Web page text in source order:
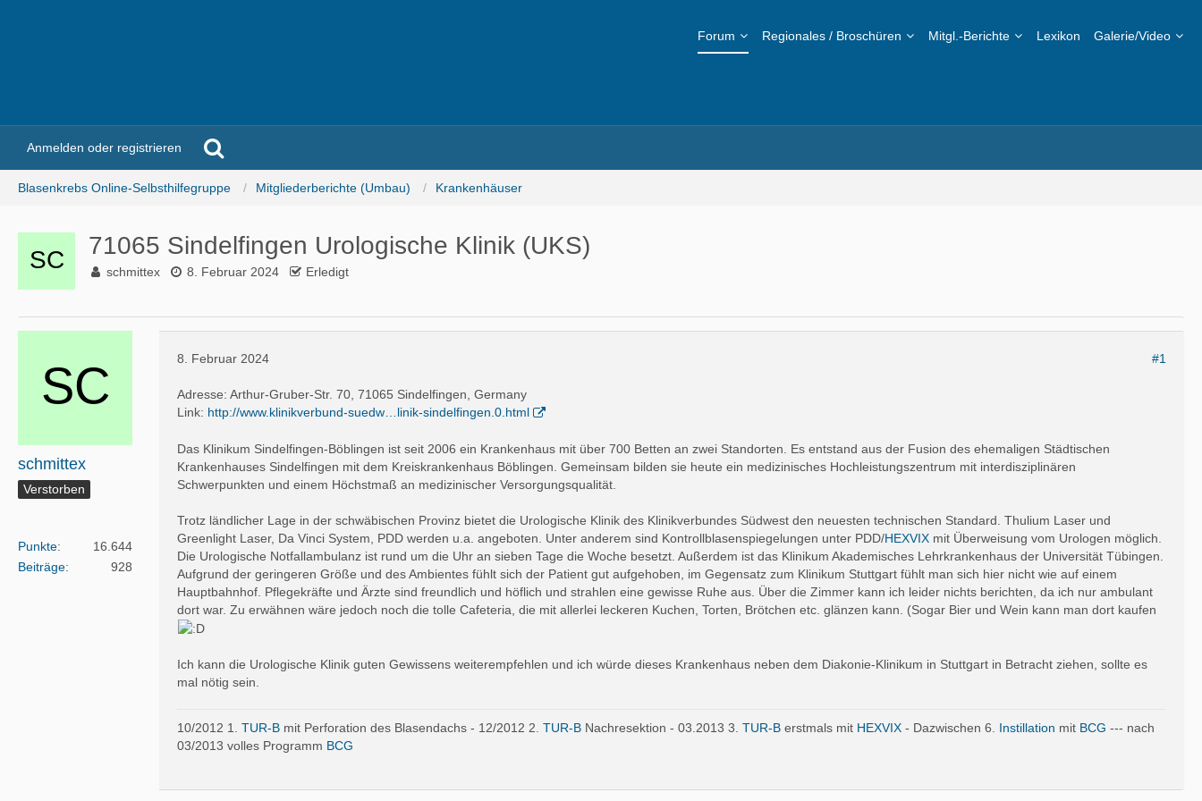
Forum Regionales / Broschüren Mitgl.-Berichte Lexikon Galerie/Video
Anmelden oder registrieren
Blasenkrebs Online-Selbsthilfegruppe Mitgliederberichte (Umbau) Krankenhäuser
71065 Sindelfingen Urologische Klinik (UKS)
schmittex 8. Februar 2024 Erledigt
schmittex
Verstorben
Punkte
16.644
Beiträge
928
8. Februar 2024 #1
Adresse: Arthur-Gruber-Str. 70, 71065 Sindelfingen, Germany
Link: http://www.klinikverbund-suedw…linik-sindelfingen.0.html
Das Klinikum Sindelfingen-Böblingen ist seit 2006 ein Krankenhaus mit über 700 Betten an zwei Standorten. Es entstand aus der Fusion des ehemaligen Städtischen
Krankenhauses Sindelfingen mit dem Kreiskrankenhaus Böblingen. Gemeinsam bilden sie heute ein medizinisches Hochleistungszentrum mit interdisziplinären
Schwerpunkten und einem Höchstmaß an medizinischer Versorgungsqualität.
Trotz ländlicher Lage in der schwäbischen Provinz bietet die Urologische Klinik des Klinikverbundes Südwest den neuesten technischen Standard. Thulium Laser und
Greenlight Laser, Da Vinci System, PDD werden u.a. angeboten. Unter anderem sind Kontrollblasenspiegelungen unter PDD/HEXVIX mit Überweisung vom Urologen möglich.
Die Urologische Notfallambulanz ist rund um die Uhr an sieben Tage die Woche besetzt. Außerdem ist das Klinikum Akademisches Lehrkrankenhaus der Universität Tübingen.
Aufgrund der geringeren Größe und des Ambientes fühlt sich der Patient gut aufgehoben, im Gegensatz zum Klinikum Stuttgart fühlt man sich hier nicht wie auf einem
Hauptbahnhof. Pflegekräfte und Ärzte sind freundlich und höflich und strahlen eine gewisse Ruhe aus. Über die Zimmer kann ich leider nichts berichten, da ich nur ambulant
dort war. Zu erwähnen wäre jedoch noch die tolle Cafeteria, die mit allerlei leckeren Kuchen, Torten, Brötchen etc. glänzen kann. (Sogar Bier und Wein kann man dort kaufen
Ich kann die Urologische Klinik guten Gewissens weiterempfehlen und ich würde dieses Krankenhaus neben dem Diakonie-Klinikum in Stuttgart in Betracht ziehen, sollte es
mal nötig sein.
10/2012 1. TUR-B mit Perforation des Blasendachs - 12/2012 2. TUR-B Nachresektion - 03.2013 3. TUR-B erstmals mit HEXVIX - Dazwischen 6. Instillation mit BCG --- nach
03/2013 volles Programm BCG